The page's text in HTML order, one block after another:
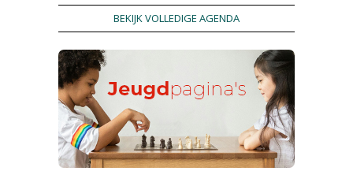
BEKIJK VOLLEDIGE AGENDA